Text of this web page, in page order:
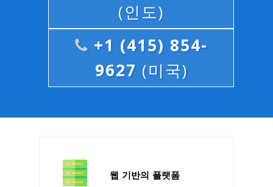
(인도)
+1 (415) 854-
9627 (미국)
웹 기반의 플랫폼